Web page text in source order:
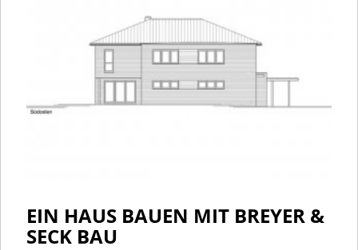
EIN HAUS BAUEN MIT BREYER &
SECK BAU